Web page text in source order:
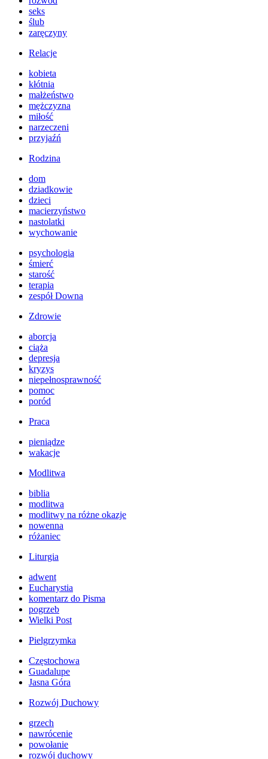
seks
ślub
zaręczyny
Relacje
kobieta
kłótnia
małżeństwo
mężczyzna
miłość
narzeczeni
przyjaźń
Rodzina
dom
dziadkowie
dzieci
macierzyństwo
nastolatki
wychowanie
psychologia
śmierć
starość
terapia
zespół Downa
Zdrowie
aborcja
ciąża
depresja
kryzys
niepełnosprawność
pomoc
poród
Praca
pieniądze
wakacje
Modlitwa
biblia
modlitwa
modlitwy na różne okazje
nowenna
różaniec
Liturgia
adwent
Eucharystia
komentarz do Pisma
pogrzeb
Wielki Post
Pielgrzymka
Częstochowa
Guadalupe
Jasna Góra
Rozwój Duchowy
grzech
nawrócenie
powołanie
rozwój duchowy